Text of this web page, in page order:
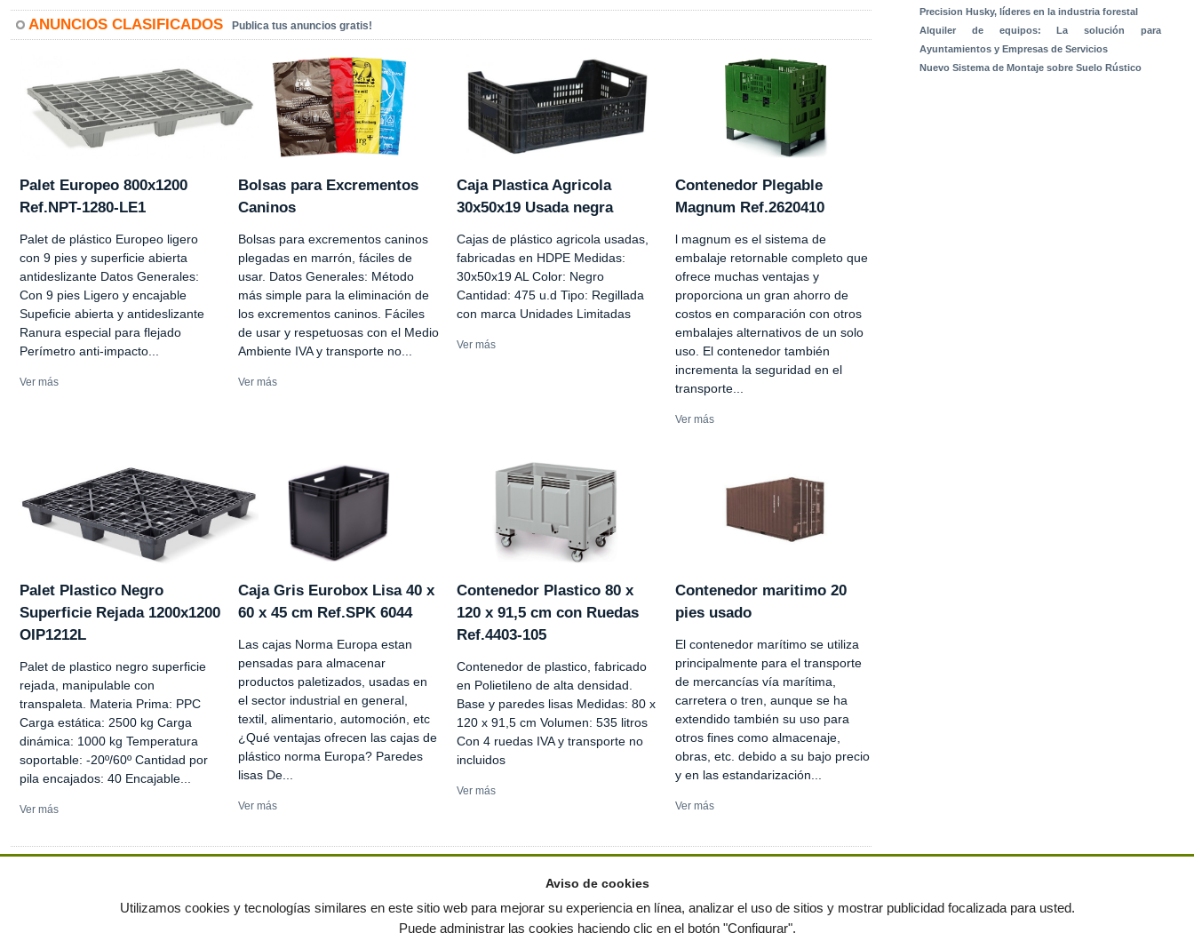
ANUNCIOS CLASIFICADOS Publica tus anuncios gratis!
Palet Europeo 800x1200
Ref.NPT-1280-LE1
Palet de plástico Europeo ligero
con 9 pies y superficie abierta
antideslizante Datos Generales:
Con 9 pies Ligero y encajable
Supeficie abierta y antideslizante
Ranura especial para flejado
Perímetro anti-impacto...
Ver más
Bolsas para Excrementos
Caninos
Bolsas para excrementos caninos
plegadas en marrón, fáciles de
usar. Datos Generales: Método
más simple para la eliminación de
los excrementos caninos. Fáciles
de usar y respetuosas con el Medio
Ambiente IVA y transporte no...
Ver más
Caja Plastica Agricola
30x50x19 Usada negra
Cajas de plástico agricola usadas,
fabricadas en HDPE Medidas:
30x50x19 AL Color: Negro
Cantidad: 475 u.d Tipo: Regillada
con marca Unidades Limitadas
Ver más
Contenedor Plegable
Magnum Ref.2620410
l magnum es el sistema de
embalaje retornable completo que
ofrece muchas ventajas y
proporciona un gran ahorro de
costos en comparación con otros
embalajes alternativos de un solo
uso. El contenedor también
incrementa la seguridad en el
transporte...
Ver más
Palet Plastico Negro
Superficie Rejada 1200x1200
OIP1212L
Palet de plastico negro superficie
rejada, manipulable con
transpaleta. Materia Prima: PPC
Carga estática: 2500 kg Carga
dinámica: 1000 kg Temperatura
soportable: -20º/60º Cantidad por
pila encajados: 40 Encajable...
Ver más
Caja Gris Eurobox Lisa 40 x
60 x 45 cm Ref.SPK 6044
Las cajas Norma Europa estan
pensadas para almacenar
productos paletizados, usadas en
el sector industrial en general,
textil, alimentario, automoción, etc
¿Qué ventajas ofrecen las cajas de
plástico norma Europa? Paredes
lisas De...
Ver más
Contenedor Plastico 80 x
120 x 91,5 cm con Ruedas
Ref.4403-105
Contenedor de plastico, fabricado
en Polietileno de alta densidad.
Base y paredes lisas Medidas: 80 x
120 x 91,5 cm Volumen: 535 litros
Con 4 ruedas IVA y transporte no
incluidos
Ver más
Contenedor maritimo 20
pies usado
El contenedor marítimo se utiliza
principalmente para el transporte
de mercancías vía marítima,
carretera o tren, aunque se ha
extendido también su uso para
otros fines como almacenaje,
obras, etc. debido a su bajo precio
y en las estandarización...
Ver más
Precision Husky, líderes en la industria forestal
Alquiler de equipos: La solución para
Ayuntamientos y Empresas de Servicios
Nuevo Sistema de Montaje sobre Suelo Rústico
Aviso de cookies
Utilizamos cookies y tecnologías similares en este sitio web para mejorar su experiencia en línea, analizar el uso de sitios y mostrar publicidad focalizada para usted.
Puede administrar las cookies haciendo clic en el botón "Configurar".